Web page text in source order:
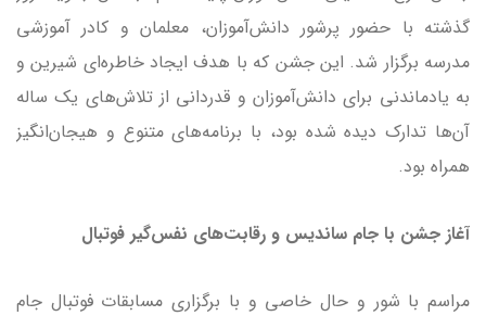
گذشته با حضور پرشور دانش‌آموزان، معلمان و کادر آموزشی
مدرسه برگزار شد. این جشن که با هدف ایجاد خاطره‌ای شیرین و
به یادماندنی برای دانش‌آموزان و قدردانی از تلاش‌های یک ساله
آن‌ها تدارک دیده شده بود، با برنامه‌های متنوع و هیجان‌انگیز
همراه بود.
آغاز جشن با جام ساندیس و رقابت‌های نفس‌گیر فوتبال
مراسم با شور و حال خاصی و با برگزاری مسابقات فوتبال جام